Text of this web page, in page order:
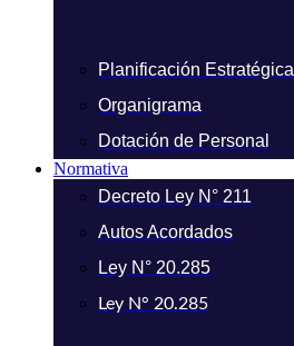
Planificación Estratégica
Organigrama
Dotación de Personal
Normativa
Decreto Ley N° 211
Autos Acordados
Ley N° 20.285
Ley N° 20.285